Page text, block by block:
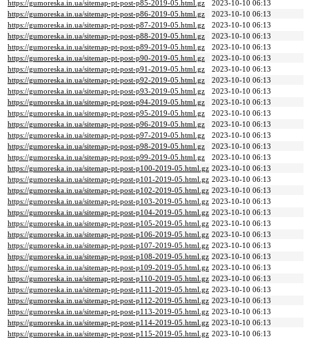
https://gumoreska.in.ua/sitemap-pt-post-p85-2019-05.html.gz
2023-10-10 06:13
https://gumoreska.in.ua/sitemap-pt-post-p86-2019-05.html.gz
2023-10-10 06:13
https://gumoreska.in.ua/sitemap-pt-post-p87-2019-05.html.gz
2023-10-10 06:13
https://gumoreska.in.ua/sitemap-pt-post-p88-2019-05.html.gz
2023-10-10 06:13
https://gumoreska.in.ua/sitemap-pt-post-p89-2019-05.html.gz
2023-10-10 06:13
https://gumoreska.in.ua/sitemap-pt-post-p90-2019-05.html.gz
2023-10-10 06:13
https://gumoreska.in.ua/sitemap-pt-post-p91-2019-05.html.gz
2023-10-10 06:13
https://gumoreska.in.ua/sitemap-pt-post-p92-2019-05.html.gz
2023-10-10 06:13
https://gumoreska.in.ua/sitemap-pt-post-p93-2019-05.html.gz
2023-10-10 06:13
https://gumoreska.in.ua/sitemap-pt-post-p94-2019-05.html.gz
2023-10-10 06:13
https://gumoreska.in.ua/sitemap-pt-post-p95-2019-05.html.gz
2023-10-10 06:13
https://gumoreska.in.ua/sitemap-pt-post-p96-2019-05.html.gz
2023-10-10 06:13
https://gumoreska.in.ua/sitemap-pt-post-p97-2019-05.html.gz
2023-10-10 06:13
https://gumoreska.in.ua/sitemap-pt-post-p98-2019-05.html.gz
2023-10-10 06:13
https://gumoreska.in.ua/sitemap-pt-post-p99-2019-05.html.gz
2023-10-10 06:13
https://gumoreska.in.ua/sitemap-pt-post-p100-2019-05.html.gz 2023-10-10 06:13
https://gumoreska.in.ua/sitemap-pt-post-p101-2019-05.html.gz 2023-10-10 06:13
https://gumoreska.in.ua/sitemap-pt-post-p102-2019-05.html.gz 2023-10-10 06:13
https://gumoreska.in.ua/sitemap-pt-post-p103-2019-05.html.gz 2023-10-10 06:13
https://gumoreska.in.ua/sitemap-pt-post-p104-2019-05.html.gz 2023-10-10 06:13
https://gumoreska.in.ua/sitemap-pt-post-p105-2019-05.html.gz 2023-10-10 06:13
https://gumoreska.in.ua/sitemap-pt-post-p106-2019-05.html.gz 2023-10-10 06:13
https://gumoreska.in.ua/sitemap-pt-post-p107-2019-05.html.gz 2023-10-10 06:13
https://gumoreska.in.ua/sitemap-pt-post-p108-2019-05.html.gz 2023-10-10 06:13
https://gumoreska.in.ua/sitemap-pt-post-p109-2019-05.html.gz 2023-10-10 06:13
https://gumoreska.in.ua/sitemap-pt-post-p110-2019-05.html.gz 2023-10-10 06:13
https://gumoreska.in.ua/sitemap-pt-post-p111-2019-05.html.gz 2023-10-10 06:13
https://gumoreska.in.ua/sitemap-pt-post-p112-2019-05.html.gz 2023-10-10 06:13
https://gumoreska.in.ua/sitemap-pt-post-p113-2019-05.html.gz 2023-10-10 06:13
https://gumoreska.in.ua/sitemap-pt-post-p114-2019-05.html.gz 2023-10-10 06:13
https://gumoreska.in.ua/sitemap-pt-post-p115-2019-05.html.gz 2023-10-10 06:13